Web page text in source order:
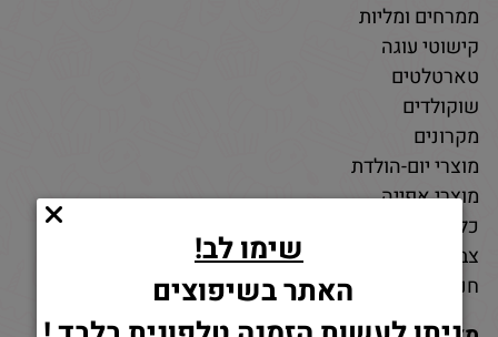
ממרחים ומליות
קישוטי עוגה
טארטלטים
שוקולדים
מקרונים
מוצרי יום-הולדת
מוצרי אפייה
כלי אפייה
צבעי מאכל
חנות חומרי גלם לאפייה
שימו לב!
האתר בשיפוצים